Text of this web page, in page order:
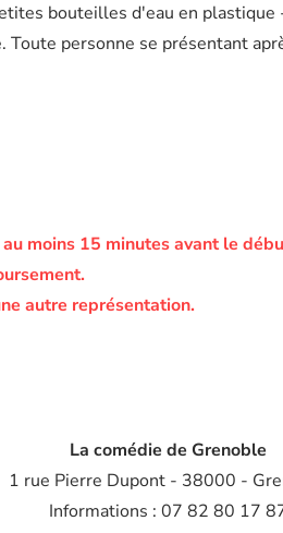
bouteilles d'eau en plastique
personne se présentant
moins 15 minutes avant le
autre représentation.
La comédie de Grenoble
1 rue Pierre Dupont - 38000 -
Informations : 07 82 80 17